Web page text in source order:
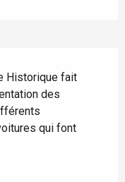
Historique fait
des
qui font